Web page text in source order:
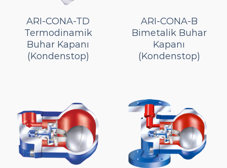
ARI-CONA-TD
Termodinamik
Buhar Kapanı
(Kondenstop)
ARI-CONA-B
Bimetalik Buhar
Kapanı
(Kondenstop)